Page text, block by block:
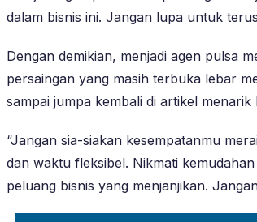
dalam bisnis ini. Jangan lupa untuk
Dengan demikian, menjadi agen pulsa
persaingan yang masih terbuka lebar
sampai jumpa kembali di artikel menarik
“Jangan sia-siakan kesempatanmu
dan waktu fleksibel. Nikmati
peluang bisnis yang menjanjikan.